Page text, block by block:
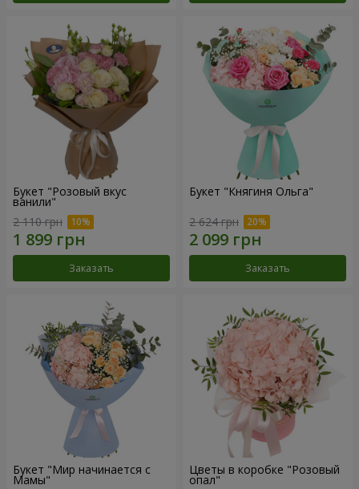
Букет "Розовый вкус
ванили"
2 110 грн
Заказать
Букет "Княгиня Ольга"
2 624 грн
Заказать
Букет "Мир начинается с
Мамы"
Цветы в коробке "Розовый
опал"